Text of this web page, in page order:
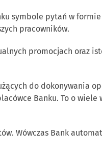
symbole pytań w
pracowników.
promocjach oraz
do dokonywania
Banku. To o wiele
Wówczas Bank